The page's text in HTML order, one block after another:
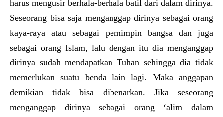
harus mengusir berhala-berhala batil dari dalam dirinya.
Seseorang bisa saja menganggap dirinya sebagai orang
kaya-raya atau sebagai pemimpin bangsa dan juga
sebagai orang Islam, lalu dengan itu dia menganggap
dirinya sudah mendapatkan Tuhan sehingga dia tidak
memerlukan suatu benda lain lagi. Maka anggapan
demikian tidak bisa dibenarkan. Jika seseorang
menganggap dirinya sebagai orang ‘alim dalam